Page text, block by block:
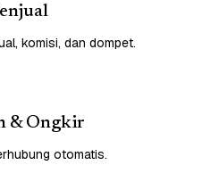
komisi, dan dompet.
& Ongkir
otomatis.